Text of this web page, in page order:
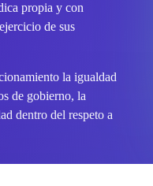
propia y con
de sus
la igualdad
de gobierno, la
dentro del respeto a